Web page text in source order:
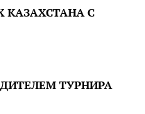
КАЗАХСТАНА С
ТУРНИРА